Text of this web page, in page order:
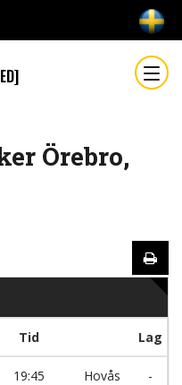
Örebro,
Tid Lag
19:45
Hovås
-